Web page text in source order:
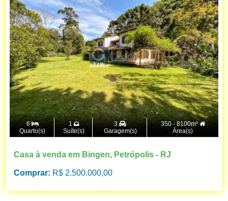
6
Quarto(s)
1
Suíte(s)
3
Garagem(s)
350 - 8100m²
Área(s)
Casa à venda em Bingen, Petrópolis - RJ
Comprar: R$ 2.500.000,00